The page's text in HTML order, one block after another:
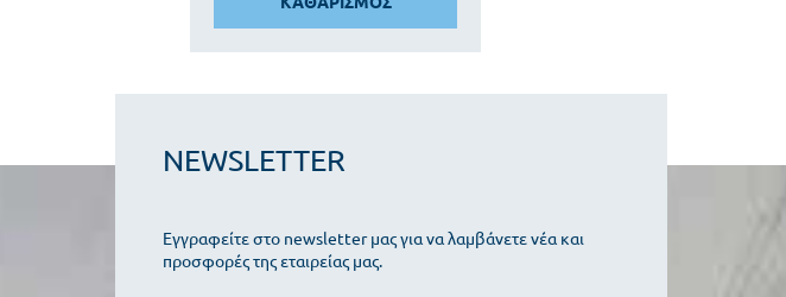
NEWSLETTER
Εγγραφείτε στο newsletter μας για να λαμβάνετε νέα και
προσφορές της εταιρείας μας.